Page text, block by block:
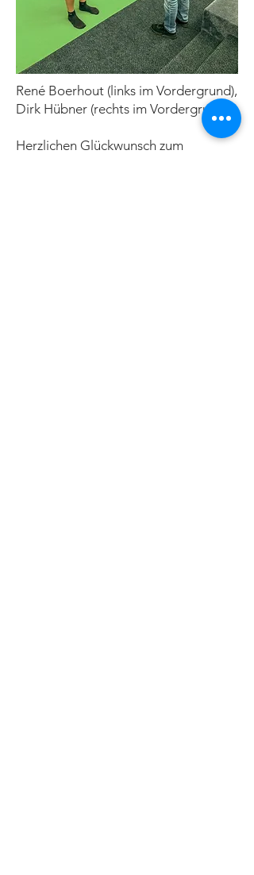
René Boerhout (links im Vordergrund),
Dirk Hübner (rechts im Vordergrund)
Herzlichen Glückwunsch zum